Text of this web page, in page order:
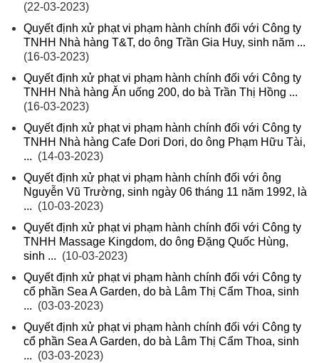
(22-03-2023)
Quyết định xử phạt vi phạm hành chính đối với Công ty
TNHH Nhà hàng T&T, do ông Trần Gia Huy, sinh năm ...
(16-03-2023)
Quyết định xử phạt vi phạm hành chính đối với Công ty
TNHH Nhà hàng Ăn uống 200, do bà Trần Thị Hồng ...
(16-03-2023)
Quyết định xử phạt vi phạm hành chính đối với Công ty
TNHH Nhà hàng Cafe Dori Dori, do ông Phạm Hữu Tài,
... (14-03-2023)
Quyết định xử phạt vi phạm hành chính đối với ông
Nguyễn Vũ Trường, sinh ngày 06 tháng 11 năm 1992, là
... (10-03-2023)
Quyết định xử phạt vi phạm hành chính đối với Công ty
TNHH Massage Kingdom, do ông Đặng Quốc Hùng,
sinh ... (10-03-2023)
Quyết định xử phạt vi phạm hành chính đối với Công ty
cổ phần Sea A Garden, do bà Lâm Thị Cẩm Thoa, sinh
... (03-03-2023)
Quyết định xử phạt vi phạm hành chính đối với Công ty
cổ phần Sea A Garden, do bà Lâm Thị Cẩm Thoa, sinh
... (03-03-2023)